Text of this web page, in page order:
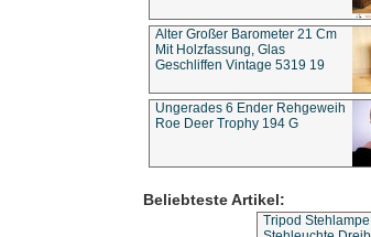
Alter Großer Barometer 21 Cm
Mit Holzfassung, Glas
Geschliffen Vintage 5319 19
Ungerades 6 Ender Rehgeweih
Roe Deer Trophy 194 G
Beliebteste Artikel:
Tripod